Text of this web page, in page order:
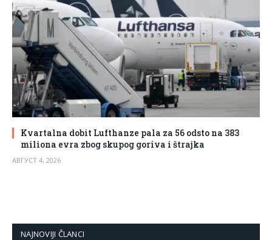
Kvartalna dobit Lufthanze pala za 56 odsto na 383
miliona evra zbog skupog goriva i štrajka
АВГУСТ 4, 2026
NAJNOVIJI ČLANCI